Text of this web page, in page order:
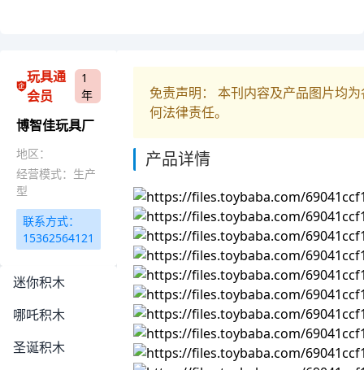
玩具通
会员
1
年
博智佳玩具厂
地区：
经营模式：生产
型
联系方式：
15362564121
迷你积木
哪吒积木
圣诞积木
免责声明： 本刊内容及产品图片均
何法律责任。
产品详情